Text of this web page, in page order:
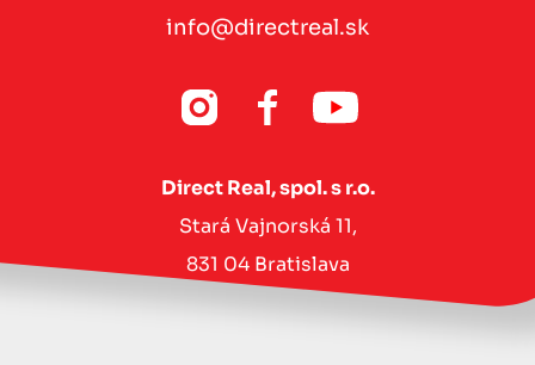
info@directreal.sk
Direct Real, spol. s r.o.
Stará Vajnorská 11,
831 04 Bratislava